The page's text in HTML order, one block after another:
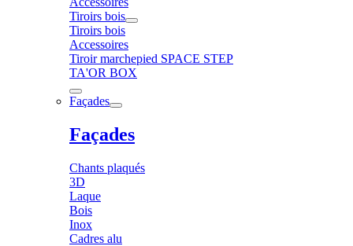
Tiroirs bois
Tiroirs bois
Accessoires
Tiroir marchepied SPACE STEP
TA'OR BOX
Façades
Façades
Chants plaqués
3D
Laque
Bois
Inox
Cadres alu